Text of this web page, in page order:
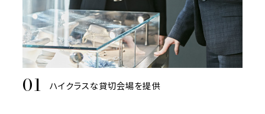
ハイクラスな貸切会場を提供